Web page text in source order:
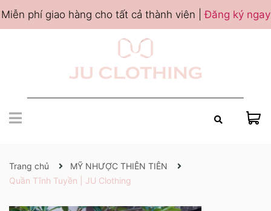
Miễn phí giao hàng cho tất cả thành viên |Đăng ký ngay
Trang chủ
MỸ NHƯỢC THIÊN TIÊN
Quần Tĩnh Tuyền | JU Clothing